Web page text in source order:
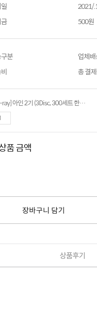
2021/
500원
분
업체
총 결
[Blu-ray] 아인 2기 (3Disc, 300세트 한정판)
품 금액
장바구니 담기
상품후기